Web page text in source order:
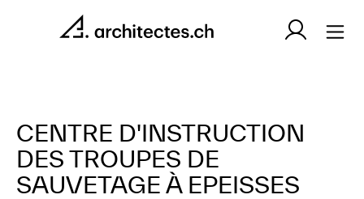
CENTRE D'INSTRUCTION
DES TROUPES DE
SAUVETAGE À EPEISSES